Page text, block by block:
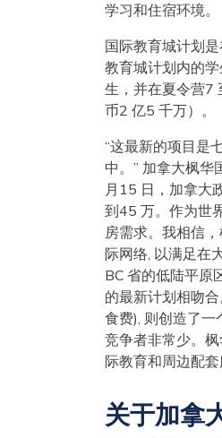
学习和住宿环境。
国际教育城计划
教育城计划内的
生，并在夏令营7
币2 亿5 千万）。
“这最新的项目是
中。” 加拿大枫
月15 日，加拿大
到45 万。作为世
房需求。我相信
际网络, 以满足在
BC 省的低陆平原
的最新计划相吻
食费), 则创造了
竞争者非常少。
际教育和周边配
关于加拿